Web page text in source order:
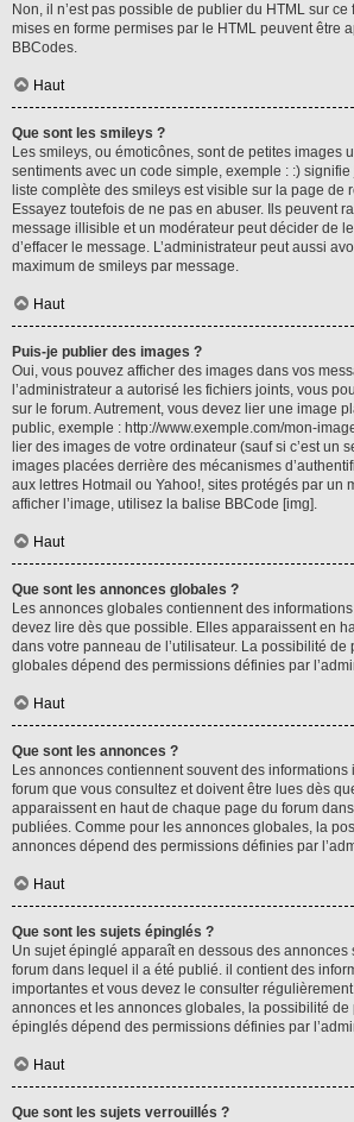
Non, il n’est pas possible de publier du HTML sur
mises en forme permises par le HTML peuvent être
BBCodes.
Haut
Que sont les smileys ?
Les smileys, ou émoticônes, sont de petites images
sentiments avec un code simple, exemple : :)
liste complète des smileys est visible sur la page de
Essayez toutefois de ne pas en abuser. Ils peuvent
message illisible et un modérateur peut décider de
d’effacer le message. L’administrateur peut aussi
maximum de smileys par message.
Haut
Puis-je publier des images ?
Oui, vous pouvez afficher des images dans vos
l’administrateur a autorisé les fichiers joints, vous
sur le forum. Autrement, vous devez lier une image
public, exemple : http://www.exemple.com/mon-
lier des images de votre ordinateur (sauf si c’est un
images placées derrière des mécanismes
aux lettres Hotmail ou Yahoo!, sites protégés par un
afficher l’image, utilisez la balise BBCode [img].
Haut
Que sont les annonces globales ?
Les annonces globales contiennent des
devez lire dès que possible. Elles apparaissent en
dans votre panneau de l’utilisateur. La possibilité
globales dépend des permissions définies par
Haut
Que sont les annonces ?
Les annonces contiennent souvent des
forum que vous consultez et doivent être lues dès
apparaissent en haut de chaque page du forum
publiées. Comme pour les annonces globales, la
annonces dépend des permissions définies par
Haut
Que sont les sujets épinglés ?
Un sujet épinglé apparaît en dessous des annonces
forum dans lequel il a été publié. il contient des
importantes et vous devez le consulter
annonces et les annonces globales, la possibilité de
épinglés dépend des permissions définies par
Haut
Que sont les sujets verrouillés ?